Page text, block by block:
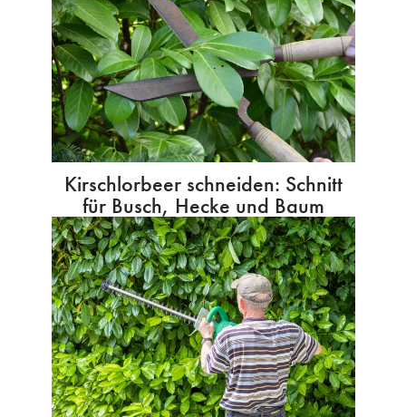
Kirschlorbeer schneiden: Schnitt
für Busch, Hecke und Baum